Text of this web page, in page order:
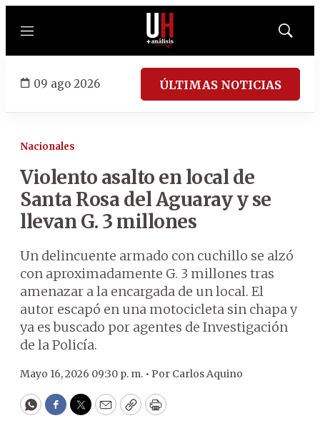
Menú
Mostrar
09 ago 2026 ÚLTIMAS NOTICIAS
Nacionales
Violento asalto en local de
Santa Rosa del Aguaray y se
llevan G. 3 millones
Un delincuente armado con cuchillo se alzó
con aproximadamente G. 3 millones tras
amenazar a la encargada de un local. El
autor escapó en una motocicleta sin chapa y
ya es buscado por agentes de Investigación
de la Policía.
Mayo 16, 2026 09:30 p. m. • Por Carlos Aquino
WhatsApp
Facebook
Twitter
EmailCopyPrint